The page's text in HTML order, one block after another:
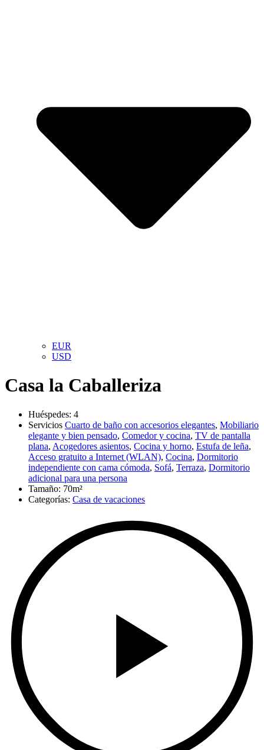
EUR
USD
Casa la Caballeriza
Huéspedes: 4
Servicios Cuarto de baño con accesorios elegantes, Mobiliario
elegante y bien pensado, Comedor y cocina, TV de pantalla
plana, Acogedores asientos, Cocina y horno, Estufa de leña,
Acceso gratuito a Internet (WLAN), Cocina, Dormitorio
independiente con cama cómoda, Sofá, Terraza, Dormitorio
adicional para una persona
Tamaño: 70m²
Categorías: Casa de vacaciones